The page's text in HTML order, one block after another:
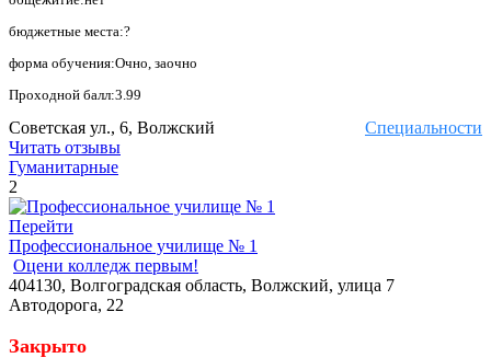
бюджетные места:?
форма обучения:Очно, заочно
Проходной балл:3.99
Специальности
Советская ул., 6, Волжский
Читать отзывы
Гуманитарные
2
Перейти
Профессиональное училище № 1
Оцени колледж первым!
404130, Волгоградская область, Волжский, улица 7
Автодорога, 22
Закрыто